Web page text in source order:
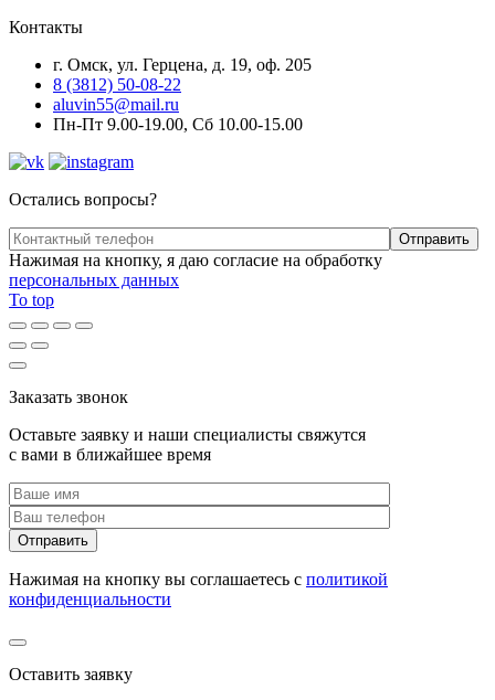
Контакты
г. Омск, ул. Герцена, д. 19, оф. 205
8 (3812) 50-08-22
aluvin55@mail.ru
Пн-Пт 9.00-19.00, Сб 10.00-15.00
Остались вопросы?
Нажимая на кнопку, я даю согласие на обработку
персональных данных
To top
Заказать звонок
Оставьте заявку и наши специалисты свяжутся
с вами в ближайшее время
Нажимая на кнопку вы соглашаетесь с политикой
конфиденциальности
Оставить заявку